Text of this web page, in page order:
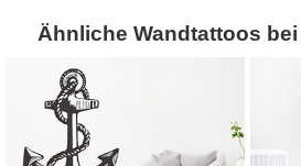
Ähnliche Wandtattoos